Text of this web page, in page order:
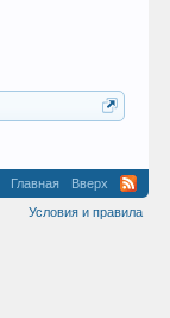
Главная
Вверх
Условия и правила